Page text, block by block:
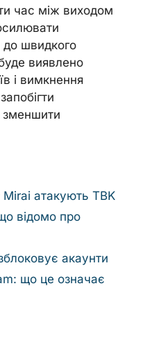
час між виходом
до швидкого
виявлено
і вимкнення
зменшити
Mirai атакують TBK
відомо про
акаунти
що це означає